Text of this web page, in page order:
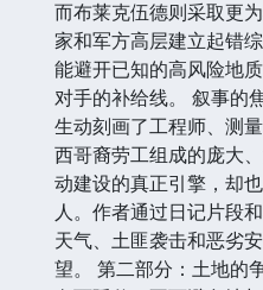
而布莱克伍德则采取更
家和军方高层建立起错
能避开已知的高风险地
对手的补给线。 叙事的
生动刻画了工程师、测
西哥裔劳工组成的庞大
动建设的真正引擎，却
人。作者通过日记片段
天气、土匪袭击和恶劣
望。 第二部分：土地的